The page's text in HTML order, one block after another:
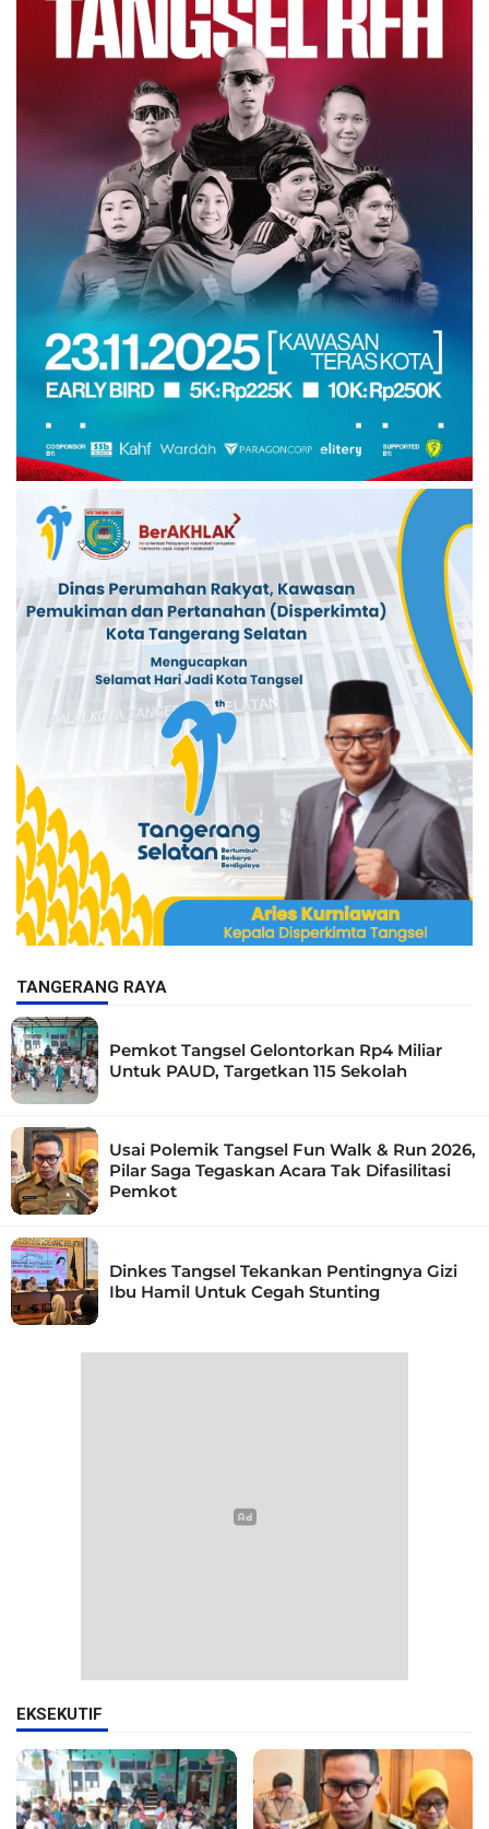
TANGERANG RAYA
Pemkot Tangsel Gelontorkan Rp4 Miliar
Untuk PAUD, Targetkan 115 Sekolah
Usai Polemik Tangsel Fun Walk & Run 2026,
Pilar Saga Tegaskan Acara Tak Difasilitasi
Pemkot
Dinkes Tangsel Tekankan Pentingnya Gizi
Ibu Hamil Untuk Cegah Stunting
EKSEKUTIF